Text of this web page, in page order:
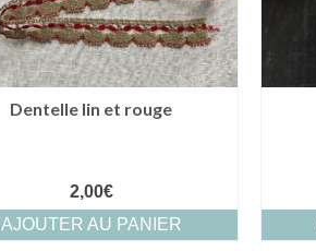
Dentelle lin et rouge
2,00€
AJOUTER AU PANIER